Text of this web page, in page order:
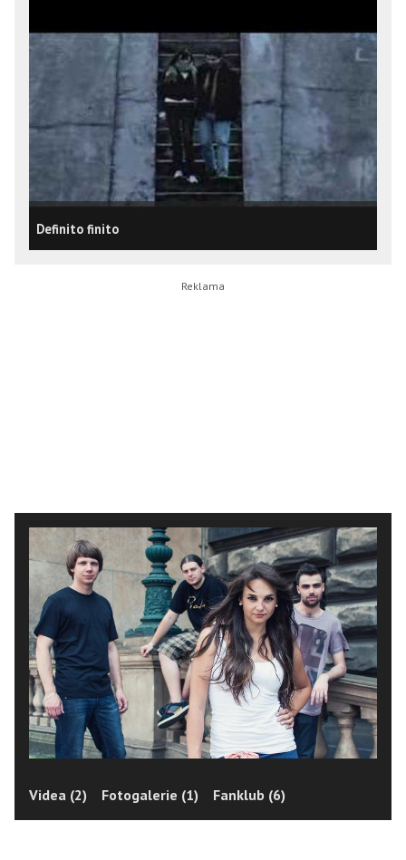
Definito finito
Videa (2) Fotogalerie (1) Fanklub (6)